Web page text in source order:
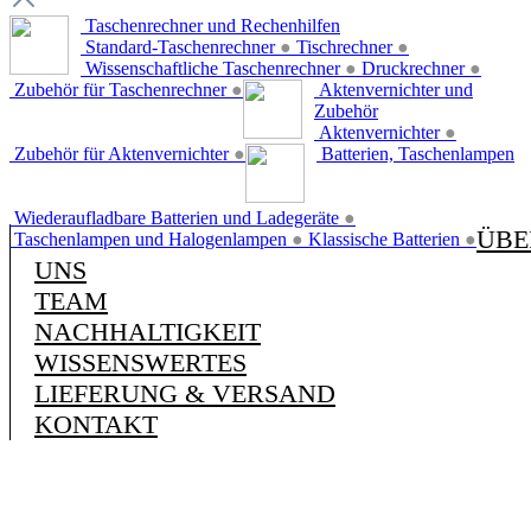
Taschenrechner und Rechenhilfen
Standard-Taschenrechner ● Tischrechner ●
Wissenschaftliche Taschenrechner ● Druckrechner ●
Zubehör für Taschenrechner ●
Aktenvernichter und
Zubehör
Aktenvernichter ●
Zubehör für Aktenvernichter ● Batterien, Taschenlampen
Wiederaufladbare Batterien und Ladegeräte ●
Taschenlampen und Halogenlampen ● Klassische Batterien ●
UNS
TEAM
NACHHALTIGKEIT
WISSENSWERTES
LIEFERUNG & VERSAND
KONTAKT